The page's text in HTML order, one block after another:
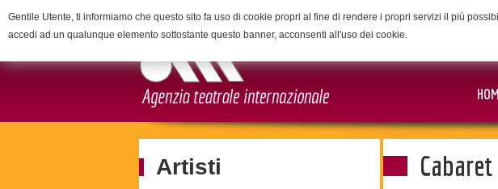
Gentile Utente, ti informiamo che questo sito fa uso di cookie propri al fine di rendere i propri servizi il più
accedi ad un qualunque elemento sottostante questo banner, acconsenti all'uso dei cookie.
Artisti Cabaret